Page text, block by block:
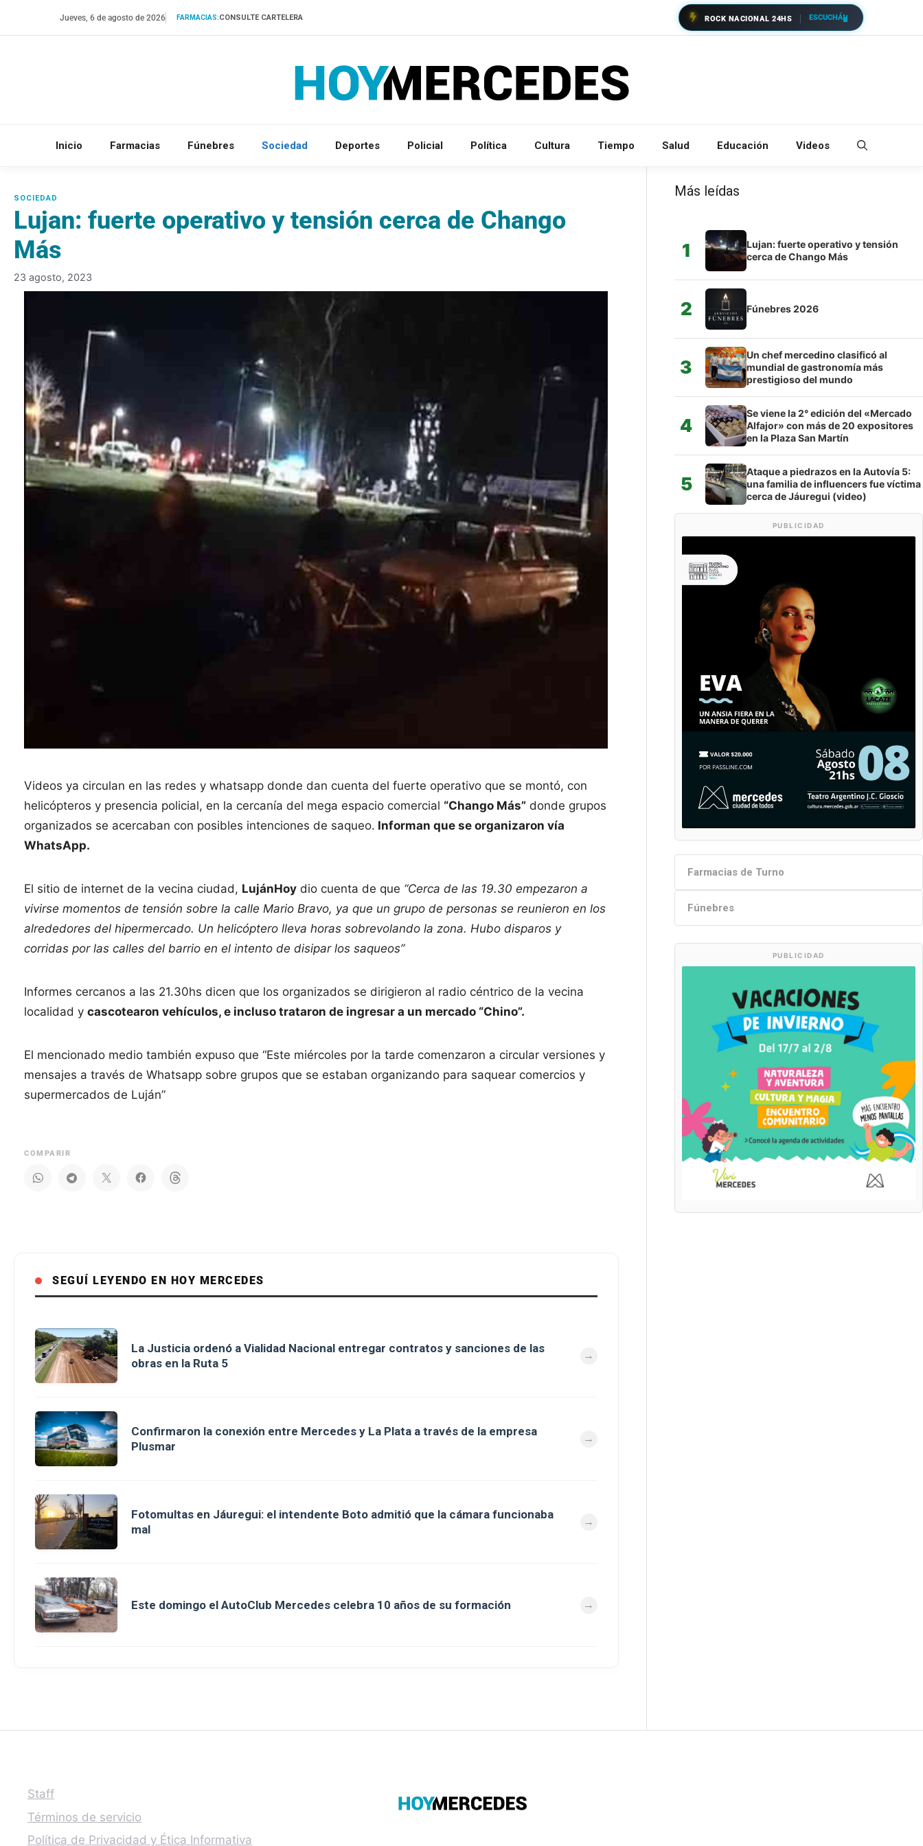
Jueves, 6 de agosto de 2026 FARMACIAS:CONSULTE CARTELERA ROCK NACIONAL 24HS ESCUCHÁ
Inicio Farmacias Fúnebres Sociedad Deportes Policial Política Cultura Tiempo Salud Educación Videos
Lujan: fuerte operativo y tensión cerca de Chango
Más
23 agosto, 2023
Videos ya circulan en las redes y whatsapp donde dan cuenta del fuerte operativo que se montó, con
helicópteros y presencia policial, en la cercanía del mega espacio comercial “Chango Más” donde grupos
organizados se acercaban con posibles intenciones de saqueo. Informan que se organizaron vía
WhatsApp.
El sitio de internet de la vecina ciudad, LujánHoy dio cuenta de que “Cerca de las 19.30 empezaron a
vivirse momentos de tensión sobre la calle Mario Bravo, ya que un grupo de personas se reunieron en los
alrededores del hipermercado. Un helicóptero lleva horas sobrevolando la zona. Hubo disparos y
corridas por las calles del barrio en el intento de disipar los saqueos”
Informes cercanos a las 21.30hs dicen que los organizados se dirigieron al radio céntrico de la vecina
localidad ycascotearon vehículos, e incluso trataron de ingresar a un mercado “Chino”.
El mencionado medio también expuso que “Este miércoles por la tarde comenzaron a circular versiones y
mensajes a través de Whatsapp sobre grupos que se estaban organizando para saquear comercios y
supermercados de Luján”
COMPARIR
SEGUÍ LEYENDO EN HOY MERCEDES
La Justicia ordenó a Vialidad Nacional entregar contratos y sanciones de las
obras en la Ruta 5
Confirmaron la conexión entre Mercedes y La Plata a través de la empresa
Plusmar
Fotomultas en Jáuregui: el intendente Boto admitió que la cámara funcionaba
mal
Este domingo el AutoClub Mercedes celebra 10 años de su formación
Más leídas
1
Lujan: fuerte operativo y tensión
cerca de Chango Más
2 Fúnebres 2026
3
Un chef mercedino clasificó al
mundial de gastronomía más
prestigioso del mundo
4
Se viene la 2° edición del «Mercado
Alfajor» con más de 20 expositores
en la Plaza San Martín
5
Ataque a piedrazos en la Autovía 5:
una familia de influencers fue víctima
cerca de Jáuregui (video)
PUBLICIDAD
Farmacias de Turno
Fúnebres
PUBLICIDAD
Staff
Términos de servicio
Política de Privacidad y Ética Informativa